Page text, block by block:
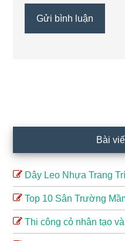
Bài
Dây Leo Nhựa Trang
Top 10 Sân Trường
Thi công cỏ nhân tạo